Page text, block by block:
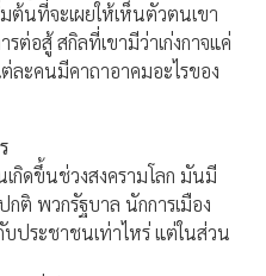
ต้นที่จะเผยให้เห็นตัวตนเขา
ต่อสู้ สกิลที่เขามีว่าเก่งกาจแค่
ละคนมีคาถาอาคมอะไรของ
กิดขึ้นช่วงสงครามโลก มันมี
ติ พวกรัฐบาล นักการเมือง
ประชาชนเท่าไหร่ แต่ในส่วน